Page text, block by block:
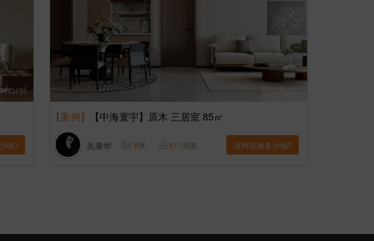
钱?
【案例】 【中海寰宇】原木 三居室 85㎡
吴康华 8张 511浏览 这样装修多少钱?